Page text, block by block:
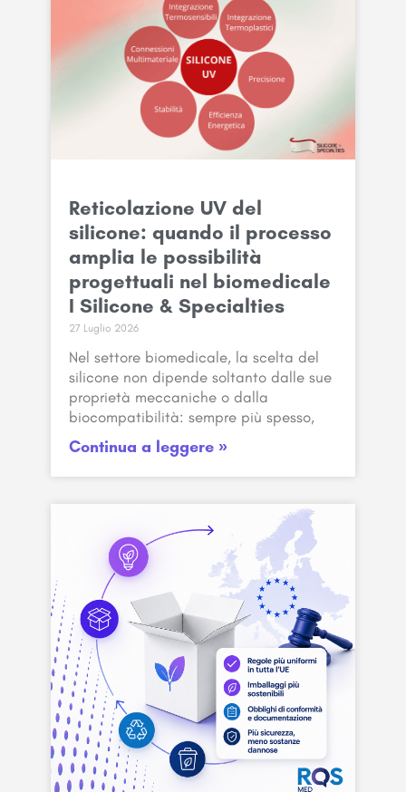
Reticolazione UV del
silicone: quando il processo
amplia le possibilità
progettuali nel biomedicale
I Silicone & Specialties
27 Luglio 2026
Nel settore biomedicale, la scelta del
silicone non dipende soltanto dalle sue
proprietà meccaniche o dalla
biocompatibilità: sempre più spesso,
Continua a leggere »